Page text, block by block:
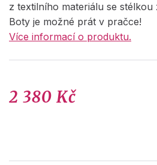
z textilního materiálu se stélkou
Boty je možné prát v pračce!
Více informací o produktu.
2 380 Kč